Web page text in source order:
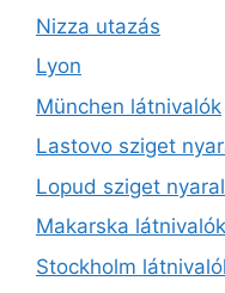
Nizza utazás
Lyon
München látnivalók
Lastovo sziget
Lopud sziget
Makarska látnivalók
Stockholm